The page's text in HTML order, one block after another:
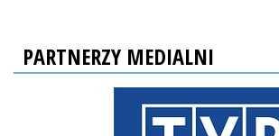
PARTNERZY MEDIALNI